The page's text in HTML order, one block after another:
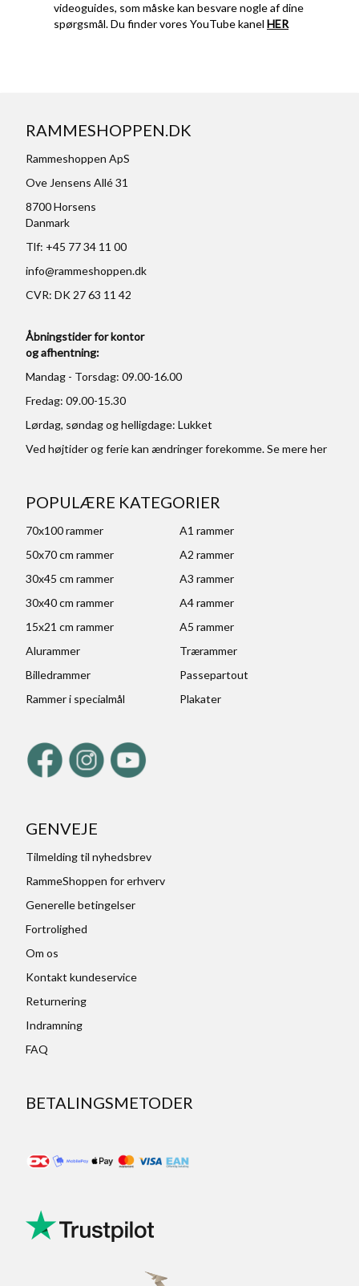
videoguides, som måske kan besvare nogle af dine
spørgsmål. Du finder vores YouTube kanel HER
RAMMESHOPPEN.DK
Rammeshoppen ApS
Ove Jensens Allé 31
8700 Horsens
Danmark
Tlf: +45 77 34 11 00
info@rammeshoppen.dk
CVR: DK 27 63 11 42
Åbningstider for kontor
og afhentning:
Mandag - Torsdag: 09.00-16.00
Fredag: 09.00-15.30
Lørdag, søndag og helligdage: Lukket
Ved højtider og ferie kan ændringer forekomme. Se mereher
POPULÆRE KATEGORIER
70x100 rammer
A1 rammer
50x70 cm rammer
A2 rammer
30x45 cm rammer
A3 rammer
30x40 cm rammer
A4 rammer
15x21 cm rammer
A5 rammer
Alurammer
Trærammer
Billedrammer
Passepartout
Rammer i specialmål
Plakater
GENVEJE
Tilmelding til nyhedsbrev
RammeShoppen for erhverv
Generelle betingelser
Fortrolighed
Om os
Kontakt kundeservice
Returnering
Indramning
FAQ
BETALINGSMETODER